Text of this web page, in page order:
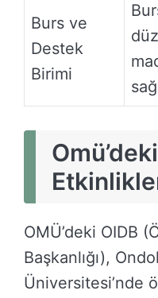
Burs ve
Destek
Birimi
OMÜ’deki OIDB
Başkanlığı),
Üniversitesi’nde